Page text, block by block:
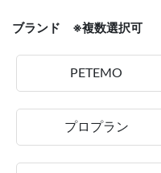
ブランド ※複数選択可
PETEMO
プロプラン